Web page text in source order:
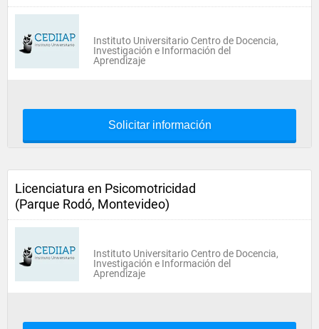
Instituto Universitario Centro de Docencia,
Investigación e Información del
Aprendizaje
Solicitar información
Licenciatura en Psicomotricidad
(Parque Rodó, Montevideo)
Instituto Universitario Centro de Docencia,
Investigación e Información del
Aprendizaje